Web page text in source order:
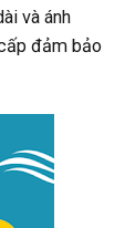
và ánh
đảm bảo